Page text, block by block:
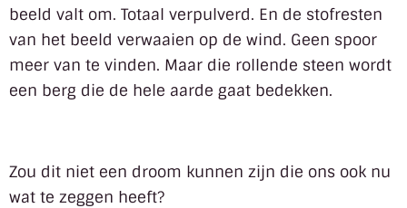
beeld valt om. Totaal verpulverd. En de stofresten
van het beeld verwaaien op de wind. Geen spoor
meer van te vinden. Maar die rollende steen wordt
een berg die de hele aarde gaat bedekken.
Zou dit niet een droom kunnen zijn die ons ook nu
wat te zeggen heeft?